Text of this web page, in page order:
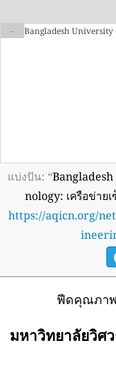
-- Bangladesh University
แบ่งปัน: “
nology: เครือข่าย
https://aqicn.org/
ฟีดคุณภาพ
มหาวิทยาลัยวิศ